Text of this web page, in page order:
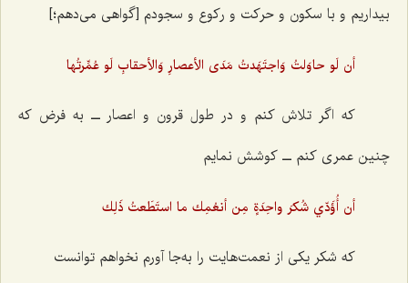
بیداریم و با سکون و حرکت و رکوع و سجودم [گواهی می‌دهم؛]
أن لَو حاوَلتُ وَاجتَهَدتُ مَدَى الأعصارِ وَالأحقابِ لَو عُمِّرتُها
که اگر تلاش کنم و در طول قرون و اعصار ــ به فرض که
چنین عمری کنم ــ کوشش نمایم
أن أُؤَدّي شُكرَ واحِدَةٍ مِن أنعُمِك ما استَطَعتُ ذَلِك
که شکر یکی از نعمت‌هایت را به‌جا آورم نخواهم توانست